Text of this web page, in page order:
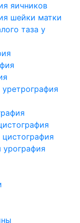
яичников
шейки матки
таза у
уретрография
цистография
урография